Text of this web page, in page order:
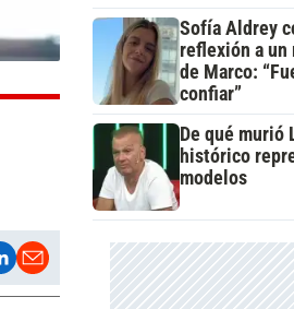
Sofía Aldrey
reflexión a un
de Marco:
confiar”
De qué murió
histórico
modelos